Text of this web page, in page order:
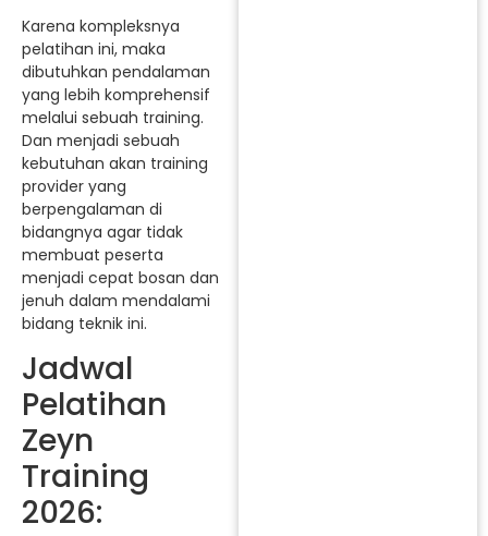
Karena kompleksnya
pelatihan ini, maka
dibutuhkan pendalaman
yang lebih komprehensif
melalui sebuah training.
Dan menjadi sebuah
kebutuhan akan training
provider yang
berpengalaman di
bidangnya agar tidak
membuat peserta
menjadi cepat bosan dan
jenuh dalam mendalami
bidang teknik ini.
Jadwal
Pelatihan
Zeyn
Training
2026: